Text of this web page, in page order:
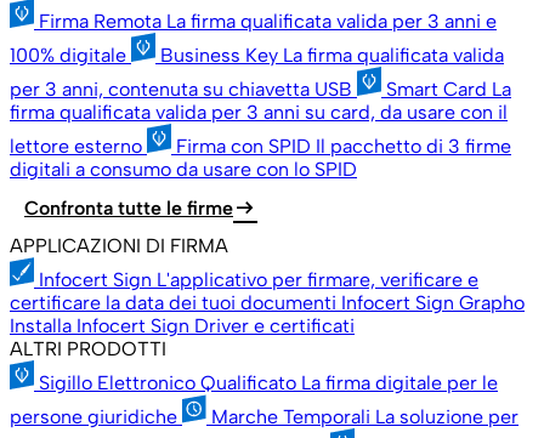
Firma Remota La firma qualificata valida per 3 anni e
100% digitale
Business Key La firma qualificata valida
per 3 anni, contenuta su chiavetta USB
Smart Card La
firma qualificata valida per 3 anni su card, da usare con il
lettore esterno
Firma con SPID Il pacchetto di 3 firme
digitali a consumo da usare con lo SPID
Confronta tutte le firmearrow_right_alt
APPLICAZIONI DI FIRMA
Infocert Sign L'applicativo per firmare, verificare e
certificare la data dei tuoi documenti Infocert Sign Grapho
Installa Infocert Sign Driver e certificati
ALTRI PRODOTTI
Sigillo Elettronico Qualificato La firma digitale per le
persone giuridiche
Marche Temporali La soluzione per